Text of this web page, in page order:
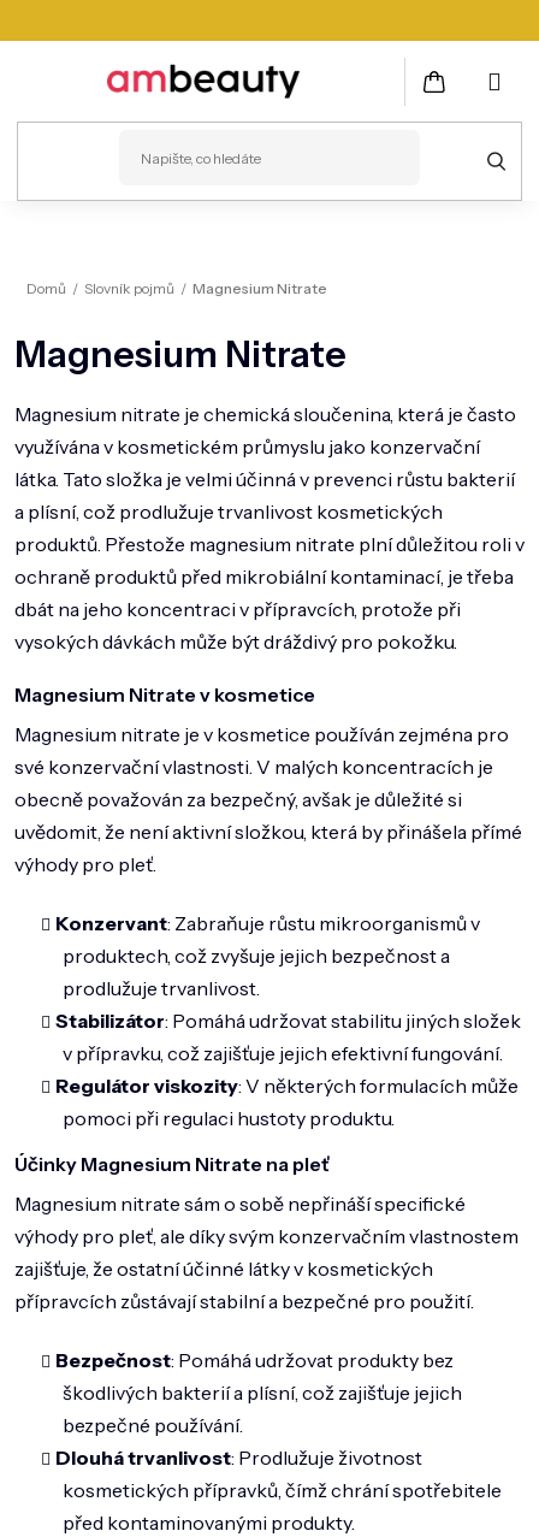
na
NÁKUPNÍ
KOŠÍK
VLASY
ZDRAVÍ
TĚLO
DOMÁCNOST
ZNAČKY
O NÁS
BLOG
Domů / Slovník pojmů / Magnesium Nitrate
Magnesium Nitrate
Magnesium nitrate je chemická sloučenina, která je často
využívána v kosmetickém průmyslu jako konzervační
látka. Tato složka je velmi účinná v prevenci růstu bakterií
a plísní, což prodlužuje trvanlivost kosmetických
produktů. Přestože magnesium nitrate plní důležitou roli v
ochraně produktů před mikrobiální kontaminací, je třeba
dbát na jeho koncentraci v přípravcích, protože při
vysokých dávkách může být dráždivý pro pokožku.
Magnesium Nitrate v kosmetice
Magnesium nitrate je v kosmetice používán zejména pro
své konzervační vlastnosti. V malých koncentracích je
obecně považován za bezpečný, avšak je důležité si
uvědomit, že není aktivní složkou, která by přinášela přímé
výhody pro pleť.
Konzervant: Zabraňuje růstu mikroorganismů v
produktech, což zvyšuje jejich bezpečnost a
prodlužuje trvanlivost.
Stabilizátor: Pomáhá udržovat stabilitu jiných složek
v přípravku, což zajišťuje jejich efektivní fungování.
Regulátor viskozity: V některých formulacích může
pomoci při regulaci hustoty produktu.
Účinky Magnesium Nitrate na pleť
Magnesium nitrate sám o sobě nepřináší specifické
výhody pro pleť, ale díky svým konzervačním vlastnostem
zajišťuje, že ostatní účinné látky v kosmetických
přípravcích zůstávají stabilní a bezpečné pro použití.
Bezpečnost: Pomáhá udržovat produkty bez
škodlivých bakterií a plísní, což zajišťuje jejich
bezpečné používání.
Dlouhá trvanlivost: Prodlužuje životnost
kosmetických přípravků, čímž chrání spotřebitele
před kontaminovanými produkty.